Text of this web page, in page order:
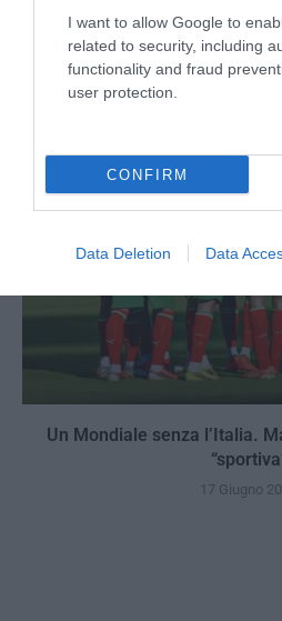
I want to allow Google to
related to security, including
functionality and fraud
user protection.
CONFIRM
Data Deletion Data
Trump e Infantino: oltre
9 Luglio
Un Mondiale senza l’Italia.
17 Giugno